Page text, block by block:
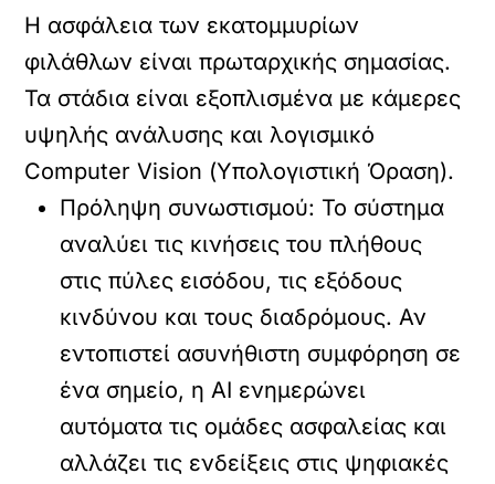
Η ασφάλεια των εκατομμυρίων
φιλάθλων είναι πρωταρχικής σημασίας.
Τα στάδια είναι εξοπλισμένα με κάμερες
υψηλής ανάλυσης και λογισμικό
Computer Vision (Υπολογιστική Όραση).
Πρόληψη συνωστισμού: Το σύστημα
αναλύει τις κινήσεις του πλήθους
στις πύλες εισόδου, τις εξόδους
κινδύνου και τους διαδρόμους. Αν
εντοπιστεί ασυνήθιστη συμφόρηση σε
ένα σημείο, η AI ενημερώνει
αυτόματα τις ομάδες ασφαλείας και
αλλάζει τις ενδείξεις στις ψηφιακές